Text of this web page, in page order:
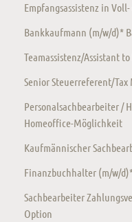
Empfangsassistenz in
Bankkaufmann (m/w/d)*
Teamassistenz/Assistant
Senior Steuerreferent/
Personalsachbearbeiter /
Homeoffice-Möglichkeit
Kaufmännischer
Finanzbuchhalter (m/w/
Sachbearbeiter
Option